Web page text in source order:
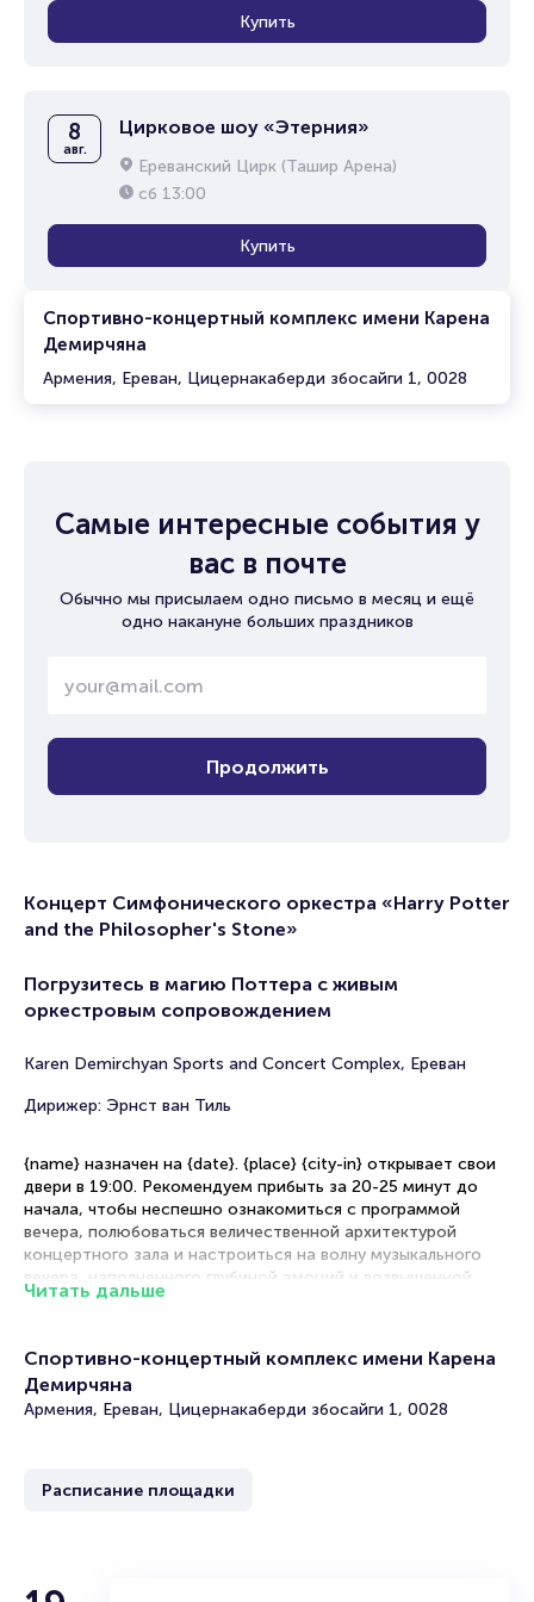
Спортивно-концертный комплекс имени Карена
Демирчяна
Армения, Ереван, Цицернакаберди збосайги 1, 0028
Купить
8
авг.
Цирковое шоу «Этерния»
Ереванский Цирк (Ташир Арена)
сб 13:00
Купить
Самые интересные события у
вас в почте
Обычно мы присылаем одно письмо в месяц и ещё
одно накануне больших праздников
Продолжить
Концерт Симфонического оркестра «Harry Potter
and the Philosopher's Stone»
Погрузитесь в магию Поттера с живым
оркестровым сопровождением
Karen Demirchyan Sports and Concert Complex, Ереван
Дирижер: Эрнст ван Тиль
{name} назначен на {date}. {place} {city-in} открывает свои
двери в 19:00. Рекомендуем прибыть за 20-25 минут до
начала, чтобы неспешно ознакомиться с программой
вечера, полюбоваться величественной архитектурой
концертного зала и настроиться на волну музыкального
вечера, наполненного глубиной эмоций и возвышенной
красотой.
Центральный партер — оптимальное расположение для
полноценного восприятия нюансов исполнения,
цены и прекрасной акустики, позволяющее наблюдать за
Читать дальше
Спортивно-концертный комплекс имени Карена
Демирчяна
Армения, Ереван, Цицернакаберди збосайги 1, 0028
Расписание площадки